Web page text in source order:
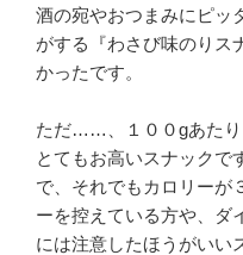
酒の宛やおつまみにピッ
がする『わさび味のりス
かったです。
ただ……、１００gあたり
とてもお高いスナックで
で、それでもカロリーが
ーを控えている方や、ダ
には注意したほうがいい